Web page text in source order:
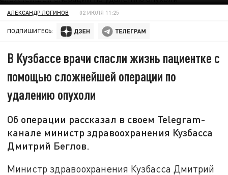
АЛЕКСАНДР ЛОГИНОВ 02 ИЮЛЯ 11:25
ПОДПИШИТЕСЬ:
В Кузбассе врачи спасли жизнь пациентке с
помощью сложнейшей операции по
удалению опухоли
Об операции рассказал в своем Telegram-
канале министр здравоохранения Кузбасса
Дмитрий Беглов.
Министр здравоохранения Кузбасса Дмитрий